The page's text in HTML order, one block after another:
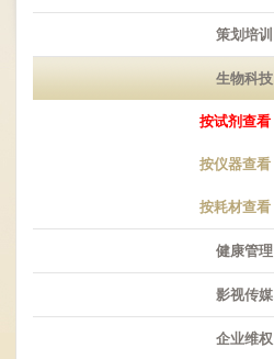
策划培训
生物科技
按试剂查看
按仪器查看
按耗材查看
健康管理
影视传媒
企业维权